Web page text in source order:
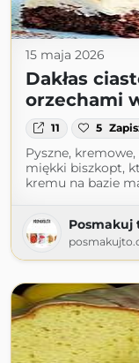
15 maja 2026
Dakłas
orzechami
11 5
Pyszne,
miękki biszkopt,
kremu na bazie
Posmakuj